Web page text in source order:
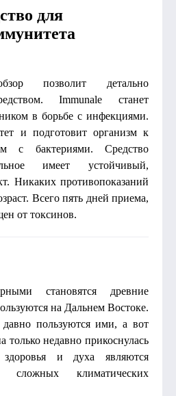
для
позволит детально
Immunale станет
в борьбе с инфекциями.
и подготовит организм к
с бактериями. Средство
имеет устойчивый,
Никаких противопоказаний
Всего пять дней приема,
от токсинов.
становятся древние
на Дальнем Востоке.
пользуются ими, а вот
только недавно прикоснулась
и духа являются
сложных климатических